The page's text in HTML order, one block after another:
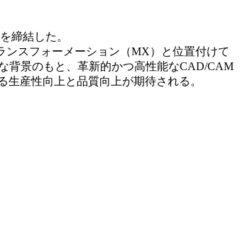
締結した。
スフォーメーション（MX）と位置付けて
背景のもと、革新的かつ高性能なCAD/CAM
産性向上と品質向上が期待される。